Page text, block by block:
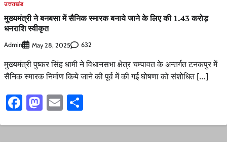
उत्तराखंड
मुख्यमंत्री ने बनबसा में सैनिक स्मारक बनाये जाने के लिए की 1.43 करोड़
धनराशि स्वीकृत
Admin May 28, 2025 632
मुख्यमंत्री पुष्कर सिंह धामी ने विधानसभा क्षेत्र चम्पावत के अन्तर्गत टनकपुर में
सैनिक स्मारक निर्माण किये जाने की पूर्व में की गई घोषणा को संशोधित […]
Facebook
Mastodon
Email